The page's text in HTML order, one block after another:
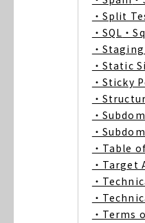
・Split
・SQL ・
・
・Static
・Sticky
・
・
・
・Table
・Target
・
・
・Terms